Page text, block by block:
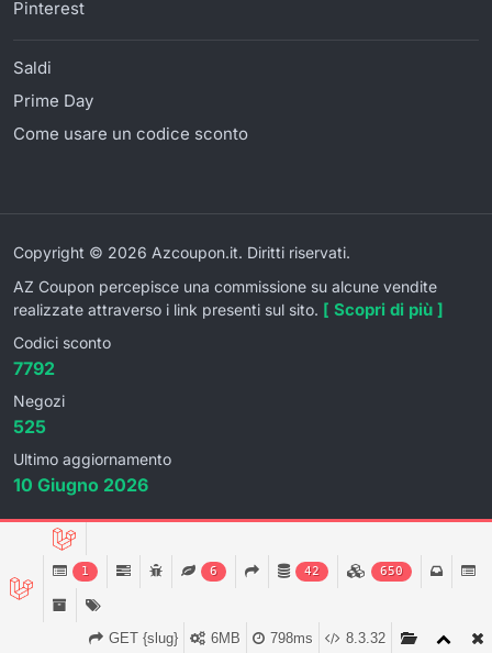
Pinterest
Saldi
Prime Day
Come usare un codice sconto
Copyright © 2026 Azcoupon.it. Diritti riservati.
AZ Coupon percepisce una commissione su alcune vendite
realizzate attraverso i link presenti sul sito. [ Scopri di più ]
Codici sconto
7792
Negozi
525
Ultimo aggiornamento
10 Giugno 2026
1 6 42 650
8.3.32
798ms
6MB
GET {slug}